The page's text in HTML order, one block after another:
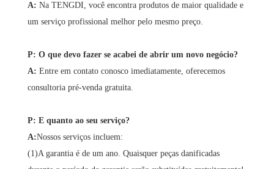
A: Na TENGDI, você encontra produtos de maior qualidade e
um serviço profissional melhor pelo mesmo preço.
P: O que devo fazer se acabei de abrir um novo negócio?
A: Entre em contato conosco imediatamente, oferecemos
consultoria pré-venda gratuita.
P: E quanto ao seu serviço?
A:Nossos serviços incluem:
(1)A garantia é de um ano. Quaisquer peças danificadas